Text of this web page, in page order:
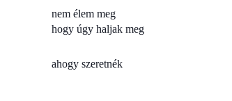
nem élem meg
hogy úgy haljak meg
ahogy szeretnék